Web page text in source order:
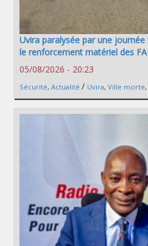
Uvira paralysée par une
le renforcement matériel des
05/08/2026 - 20:23
Sécurité, Actualité / Uvira, Ville morte,